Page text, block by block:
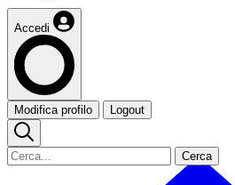
Accedi
Modifica profilo Logout
Cerca